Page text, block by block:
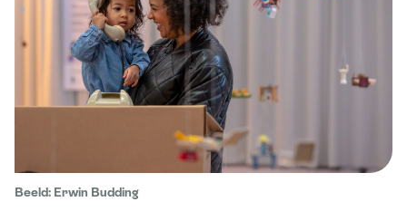
Beeld: Erwin Budding